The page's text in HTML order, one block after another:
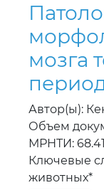
мозга
Автор(ы):
Объем
МРНТИ:
Ключевые
животных*